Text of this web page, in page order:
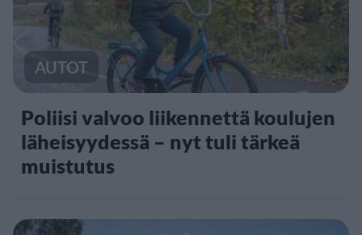
AUTOT
Poliisi valvoo liikennettä koulujen
läheisyydessä – nyt tuli tärkeä
muistutus